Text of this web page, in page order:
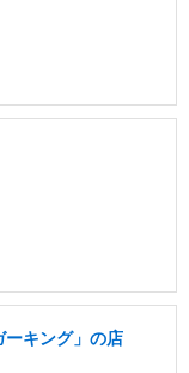
ーキング」の店